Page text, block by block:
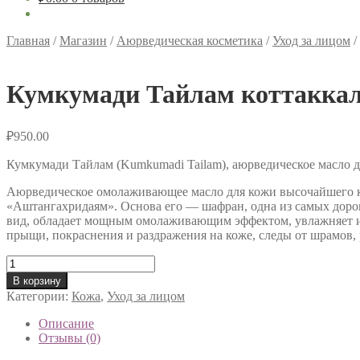
Главная /Магазин / Аюрведическая косметика /Уход за лицом /
Кумкумади Тайлам
₽950.00
Кумкумади Тайлам (Kumkumadi Tailam), аюрведическое
Аюрведическое омолаживающее масло для кожи высочайшего
«Аштангахридаям». Основа его — шафран, одна из самых
вид, обладает мощным омолаживающим эффектом, увлажняет
прыщи, покраснения и раздражения на коже, следы от
Количество
товара
Кумкумади
Тайлам
коттаккал
(Kumkumadi
Tailam)
В корзину
Категории: Кожа, Уход за лицом
Описание
Отзывы (0)